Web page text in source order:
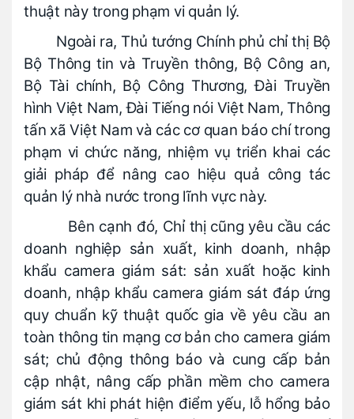
thuật này trong phạm vi quản lý.
Ngoài ra, Thủ tướng Chính phủ chỉ thị Bộ
Bộ Thông tin và Truyền thông, Bộ Công an,
Bộ Tài chính, Bộ Công Thương, Đài Truyền
hình Việt Nam, Đài Tiếng nói Việt Nam, Thông
tấn xã Việt Nam và các cơ quan báo chí trong
phạm vi chức năng, nhiệm vụ triển khai các
giải pháp để nâng cao hiệu quả công tác
quản lý nhà nước trong lĩnh vực này.
Bên cạnh đó, Chỉ thị cũng yêu cầu các
doanh nghiệp sản xuất, kinh doanh, nhập
khẩu camera giám sát: sản xuất hoặc kinh
doanh, nhập khẩu camera giám sát đáp ứng
quy chuẩn kỹ thuật quốc gia về yêu cầu an
toàn thông tin mạng cơ bản cho camera giám
sát; chủ động thông báo và cung cấp bản
cập nhật, nâng cấp phần mềm cho camera
giám sát khi phát hiện điểm yếu, lỗ hổng bảo